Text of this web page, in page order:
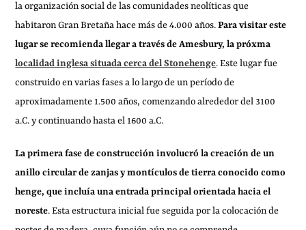
la organización social de las comunidades neolíticas que
habitaron Gran Bretaña hace más de 4.000 años.Para visitar este
lugar se recomienda llegar a través de Amesbury, la próxma
localidad inglesa situada cerca del Stonehenge. Este lugar fue
construido en varias fases a lo largo de un período de
aproximadamente 1.500 años, comenzando alrededor del 3100
a.C. y continuando hasta el 1600 a.C.
La primera fase de construcción involucró la creación de un
anillo circular de zanjas y montículos de tierra conocido como
henge, que incluía una entrada principal orientada hacia el
noreste. Esta estructura inicial fue seguida por la colocación de